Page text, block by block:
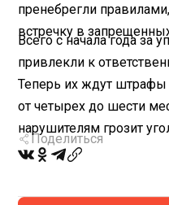
пренебрегли
встречку в
Всего с начала года за
привлекли к
Теперь их ждут
от четырех до шести
нарушителям грозит
Поделиться